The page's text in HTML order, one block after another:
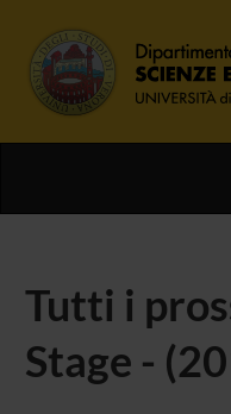
Tutti i
Stage -